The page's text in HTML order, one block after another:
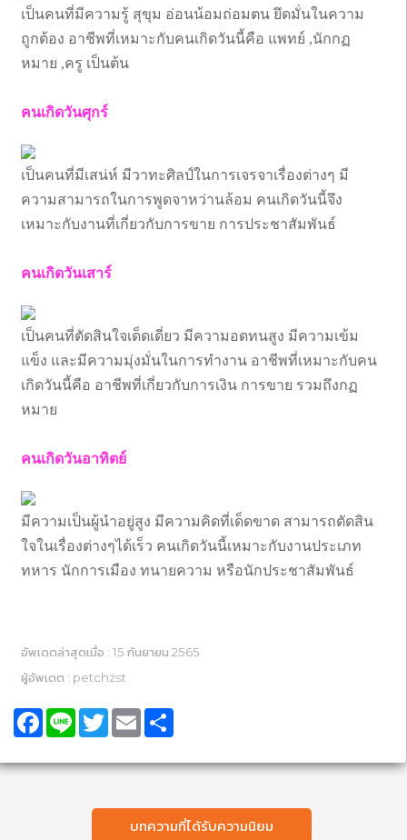
เป็นคนที่มีความรู้ สุขุม อ่อนน้อมถ่อมตน ยึดมั่นในความ
ถูกต้อง อาชีพที่เหมาะกับคนเกิดวันนี้คือ แพทย์ ,นักกฏ
หมาย ,ครู เป็นต้น
คนเกิดวันศุกร์
เป็นคนที่มีเสน่ห์ มีวาทะศิลป์ในการเจรจาเรื่องต่างๆ มี
ความสามารถในการพูดจาหว่านล้อม คนเกิดวันนี้จึง
เหมาะกับงานที่เกี่ยวกับการขาย การประชาสัมพันธ์
คนเกิดวันเสาร์
เป็นคนที่ตัดสินใจเด็ดเดี่ยว มีความอดทนสูง มีความเข้ม
แข็ง และมีความมุ่งมั่นในการทำงาน อาชีพที่เหมาะกับคน
เกิดวันนี้คือ อาชีพที่เกี่ยวกับการเงิน การขาย รวมถึงกฏ
หมาย
คนเกิดวันอาทิตย์
มีความเป็นผู้นำอยู่สูง มีความคิดที่เด็ดขาด สามารถตัดสิน
ใจในเรื่องต่างๆได้เร็ว คนเกิดวันนี้เหมาะกับงานประเภท
ทหาร นักการเมือง ทนายความ หรือนักประชาสัมพันธ์
อัพเดตล่าสุดเมื่อ : 15 กันยายน 2565
ผู้อัพเดต : petchzst
Facebook
Line TwitterEmail
บทความที่ได้รับความนิยม